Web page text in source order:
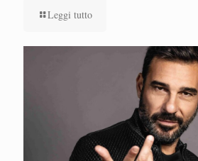
Leggi tutto